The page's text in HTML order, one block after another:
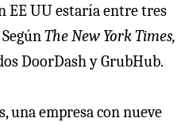
EE UU estaría entre tres
The New York Times,
DoorDash y GrubHub.
una empresa con nueve